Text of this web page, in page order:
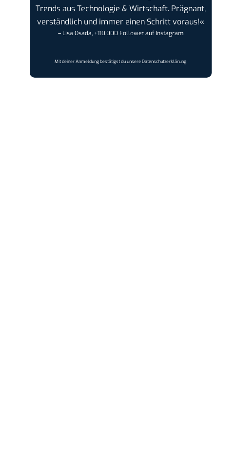
Trends aus Technologie & Wirtschaft. Prägnant,
verständlich und immer einen Schritt voraus!«
– Lisa Osada, +110.000 Follower auf Instagram
Mit deiner Anmeldung bestätigst du unsereDatenschutzerklärung